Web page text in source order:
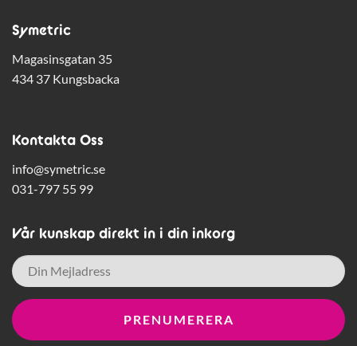
Symetric
Magasinsgatan 35
434 37 Kungsbacka
Kontakta Oss
info@symetric.se
031-797 55 99
Vår kunskap direkt in i din inkorg
E-
post *